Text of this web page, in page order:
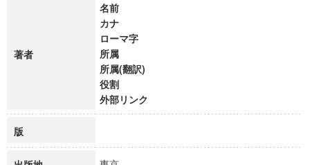
著者
名前
カナ
ローマ字
所属
所属(翻訳)
役割
外部リンク
版